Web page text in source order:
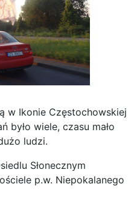
w Ikonie Częstochowskiej
było wiele, czasu mało
ludzi.
Słonecznym
p.w. Niepokalanego